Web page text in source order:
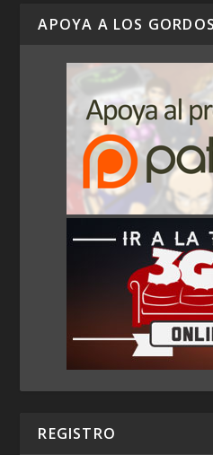
APOYA A LOS GORDOS
REGISTRO